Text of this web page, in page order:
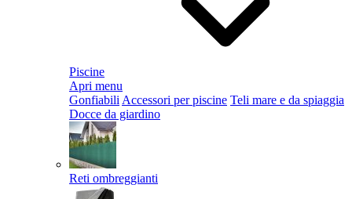
Piscine
Apri menu
Gonfiabili Accessori per piscine Teli mare e da spiaggia
Docce da giardino
Reti ombreggianti